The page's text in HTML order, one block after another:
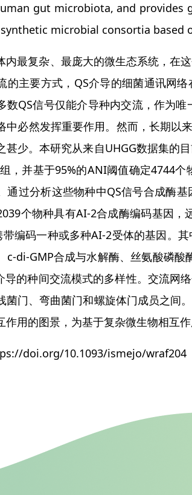
gut microbiota, and provides
microbial consortia based
内最复杂、最庞大的微生态系统，在
的主要方式，QS介导的细菌通讯网
数QS信号仅能介导种内交流，作为
中必然发挥重要作用。然而，长期以
甚少。本研究从来自UHGG数据集的
，并基于95%的ANI阈值确定4744
通过分析这些物种中QS信号合成酶
个物种具有AI-2合成酶编码基因
编码一种或多种AI-2受体的基因。
c-di-GMP合成与水解酶、丝氨酸磷
导的种间交流模式的多样性。交流网
菌门、弯曲菌门和螺旋体门成员之间
用的图景，为基于复杂微生物相互
doi.org/10.1093/ismejo/wraf204